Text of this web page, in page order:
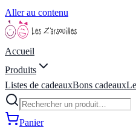
Aller au contenu
Accueil
Produits
Listes de cadeauxBons cadeaux
Panier